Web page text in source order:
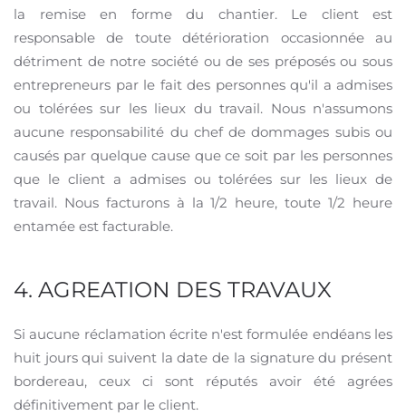
la remise en forme du chantier. Le client est
responsable de toute détérioration occasionnée au
détriment de notre société ou de ses préposés ou sous
entrepreneurs par le fait des personnes qu'il a admises
ou tolérées sur les lieux du travail. Nous n'assumons
aucune responsabilité du chef de dommages subis ou
causés par quelque cause que ce soit par les personnes
que le client a admises ou tolérées sur les lieux de
travail. Nous facturons à la 1/2 heure, toute 1/2 heure
entamée est facturable.
4. AGREATION DES TRAVAUX
Si aucune réclamation écrite n'est formulée endéans les
huit jours qui suivent la date de la signature du présent
bordereau, ceux ci sont réputés avoir été agrées
définitivement par le client.